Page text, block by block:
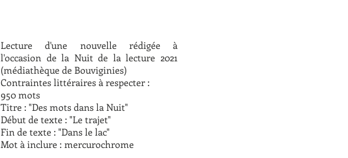
Lecture d'une nouvelle rédigée à
l'occasion de la Nuit de la lecture 2021
(médiathèque de Bouviginies)
Contraintes littéraires à respecter :
950 mots
Titre : "Des mots dans la Nuit"
Début de texte : "Le trajet"
Fin de texte : "Dans le lac"
Mot à inclure : mercurochrome